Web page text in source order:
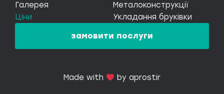
Галерея
Ціни
Металоконструкції
Укладання бруківки
замовити послуги
Made with by aprostir